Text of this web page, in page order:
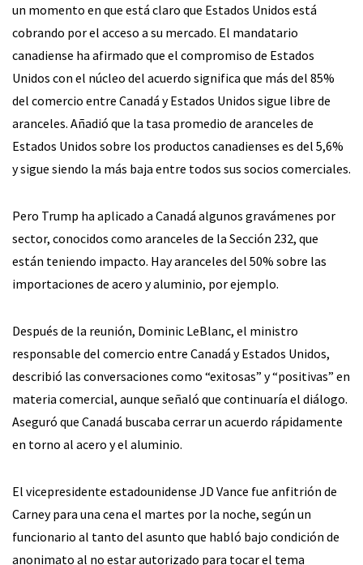
un momento en que está claro que Estados Unidos está
cobrando por el acceso a su mercado. El mandatario
canadiense ha afirmado que el compromiso de Estados
Unidos con el núcleo del acuerdo significa que más del 85%
del comercio entre Canadá y Estados Unidos sigue libre de
aranceles. Añadió que la tasa promedio de aranceles de
Estados Unidos sobre los productos canadienses es del 5,6%
y sigue siendo la más baja entre todos sus socios comerciales.
Pero Trump ha aplicado a Canadá algunos gravámenes por
sector, conocidos como aranceles de la Sección 232, que
están teniendo impacto. Hay aranceles del 50% sobre las
importaciones de acero y aluminio, por ejemplo.
Después de la reunión, Dominic LeBlanc, el ministro
responsable del comercio entre Canadá y Estados Unidos,
describió las conversaciones como “exitosas” y “positivas” en
materia comercial, aunque señaló que continuaría el diálogo.
Aseguró que Canadá buscaba cerrar un acuerdo rápidamente
en torno al acero y el aluminio.
El vicepresidente estadounidense JD Vance fue anfitrión de
Carney para una cena el martes por la noche, según un
funcionario al tanto del asunto que habló bajo condición de
anonimato al no estar autorizado para tocar el tema